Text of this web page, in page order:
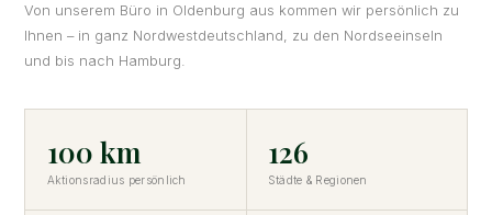
Von unserem Büro in Oldenburg aus kommen wir persönlich zu
Ihnen – in ganz Nordwestdeutschland, zu den Nordseeinseln
und bis nach Hamburg.
100 km
Aktionsradius persönlich
126
Städte & Regionen